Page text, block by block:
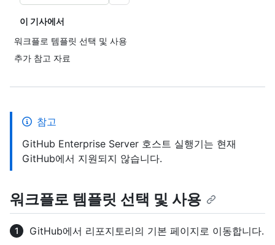
이 기사에서
워크플로 템플릿 선택 및 사용
추가 참고 자료
참고
GitHub Enterprise Server 호스트 실행기는 현재
GitHub에서 지원되지 않습니다.
워크플로 템플릿 선택 및 사용
GitHub에서 리포지토리의 기본 페이지로 이동합니다.